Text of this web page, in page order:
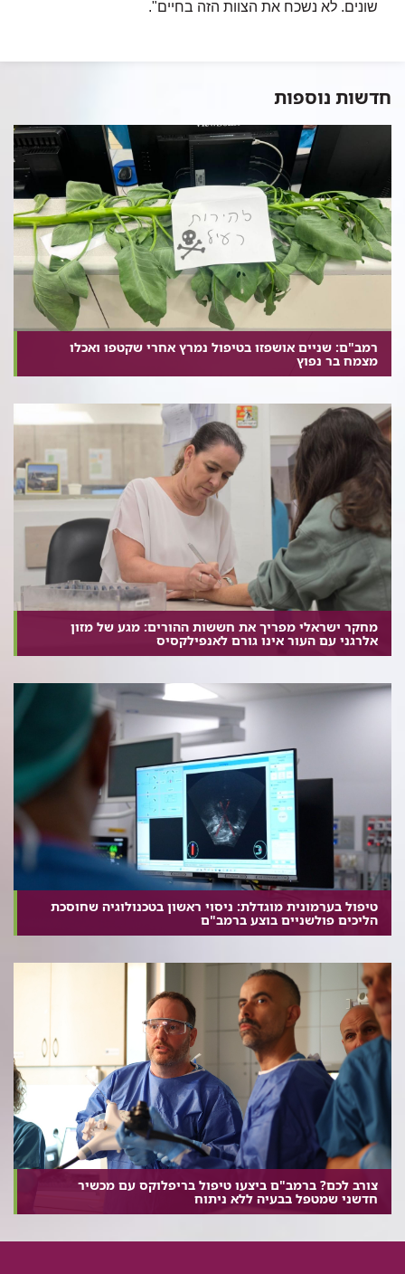
שונים. לא נשכח את הצוות הזה בחיים".
חדשות נוספות
רמב"ם: שניים אושפזו בטיפול נמרץ אחרי שקטפו ואכלו
מצמח בר נפוץ
מחקר ישראלי מפריך את חששות ההורים: מגע של מזון
אלרגני עם העור אינו גורם לאנפילקסיס
טיפול בערמונית מוגדלת: ניסוי ראשון בטכנולוגיה שחוסכת
הליכים פולשניים בוצע ברמב"ם
צורב לכם? ברמב"ם ביצעו טיפול בריפלוקס עם מכשיר
חדשני שמטפל בבעיה ללא ניתוח